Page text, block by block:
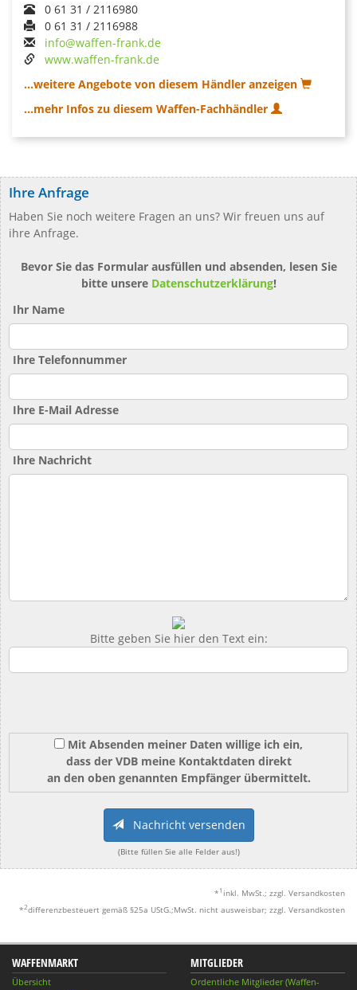
0 61 31 / 2116980
0 61 31 / 2116988
info@waffen-frank.de
www.waffen-frank.de
...weitere Angebote von diesem Händler anzeigen
...mehr Infos zu diesem Waffen-Fachhändler
Ihre Anfrage
Haben Sie noch weitere Fragen an uns? Wir freuen uns auf
ihre Anfrage.
Bevor Sie das Formular ausfüllen und absenden, lesen Sie
bitte unsere Datenschutzerklärung!
Ihr Name
Ihre Telefonnummer
Ihre E-Mail Adresse
Ihre Nachricht
Bitte geben Sie hier den Text ein:
Mit Absenden meiner Daten willige ich ein,
dass der VDB meine Kontaktdaten direkt
an den oben genannten Empfänger übermittelt.
Nachricht versenden
(Bitte füllen Sie alle Felder aus!)
* 1 inkl. MwSt.; zzgl. Versandkosten
*2differenzbesteuert gemäß §25a UStG.;MwSt. nicht ausweisbar; zzgl. Versandkosten
WAFFENMARKT
Übersicht
MITGLIEDER
Ordentliche Mitglieder (Waffen-